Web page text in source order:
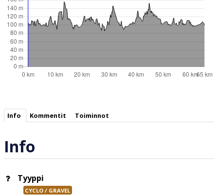
Info Kommentit Toiminnot
Info
Tyyppi
CYCLO / GRAVEL